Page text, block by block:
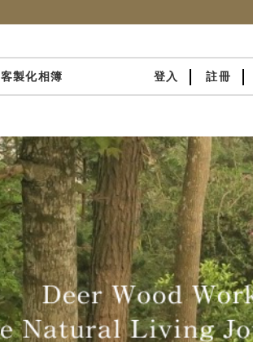
客製化相簿 登入 註冊